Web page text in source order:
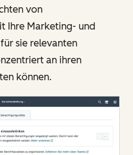
von
Ihre Marketing- und
sie relevanten
an ihren
können.